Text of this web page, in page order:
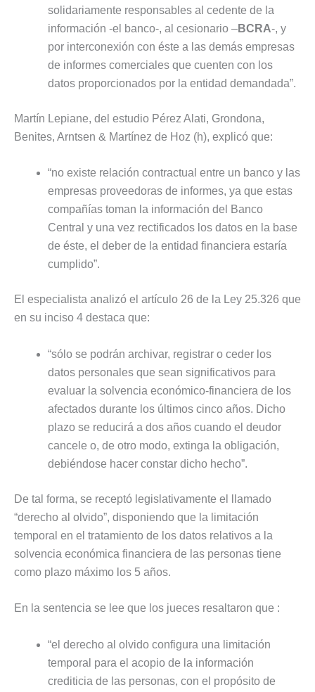
solidariamente responsables al cedente de la
información -el banco-, al cesionario –BCRA-, y
por interconexión con éste a las demás empresas
de informes comerciales que cuenten con los
datos proporcionados por la entidad demandada”.
Martín Lepiane, del estudio Pérez Alati, Grondona,
Benites, Arntsen & Martínez de Hoz (h), explicó que:
“no existe relación contractual entre un banco y las
empresas proveedoras de informes, ya que estas
compañías toman la información del Banco
Central y una vez rectificados los datos en la base
de éste, el deber de la entidad financiera estaría
cumplido”.
El especialista analizó el artículo 26 de la Ley 25.326 que
en su inciso 4 destaca que:
“sólo se podrán archivar, registrar o ceder los
datos personales que sean significativos para
evaluar la solvencia económico-financiera de los
afectados durante los últimos cinco años. Dicho
plazo se reducirá a dos años cuando el deudor
cancele o, de otro modo, extinga la obligación,
debiéndose hacer constar dicho hecho”.
De tal forma, se receptó legislativamente el llamado
“derecho al olvido”, disponiendo que la limitación
temporal en el tratamiento de los datos relativos a la
solvencia económica financiera de las personas tiene
como plazo máximo los 5 años.
En la sentencia se lee que los jueces resaltaron que :
“el derecho al olvido configura una limitación
temporal para el acopio de la información
crediticia de las personas, con el propósito de